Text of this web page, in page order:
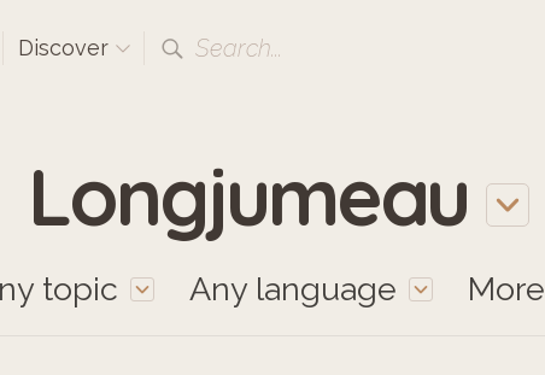
Discover Search...
Longjumeau
topic Any language More